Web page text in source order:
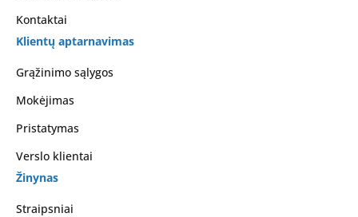
Kontaktai
Klientų aptarnavimas
Grąžinimo sąlygos
Mokėjimas
Pristatymas
Verslo klientai
Žinynas
Straipsniai